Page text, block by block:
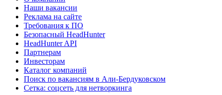
Наши вакансии
Реклама на сайте
Требования к ПО
Безопасный HeadHunter
HeadHunter API
Партнерам
Инвесторам
Каталог компаний
Поиск по вакансиям в Али-Бердуковском
Сетка: соцсеть для нетворкинга